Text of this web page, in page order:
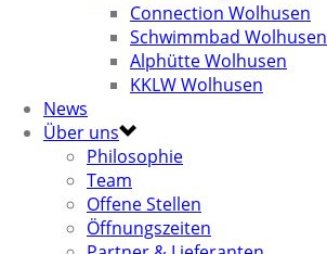
Connection Wolhusen
Schwimmbad Wolhusen
Alphütte Wolhusen
KKLW Wolhusen
News
Über uns
Philosophie
Team
Offene Stellen
Öffnungszeiten